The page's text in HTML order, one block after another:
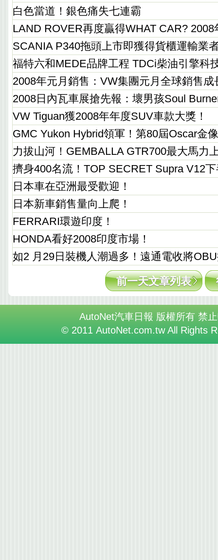
白色當道！銀色痛失七連霸
LAND ROVER再度贏得WHAT CAR?
SCANIA P340拖頭上市即獲得貨櫃運輸業
福特六和MEDE品牌工程 TDCi柴油引擎科
2008年元月銷售：VW集團元月全球銷售成
2008日內瓦車展搶先報：壞男孩Soul
VW Tiguan獲2008年年度SUV車款大獎！
GMC Yukon Hybrid領軍！第80屆Oscar金
力拔山河！GEMBALLA GTR700最大馬力
擠身400名流！TOP SECRET Supra V12
日本車在亞洲最受歡迎！
日本新車銷售量向上爬！
FERRARI環遊印度！
HONDA看好2008印度市場！
如2 月29日裝機人潮過多！遠通電收將
前一天文章列表
AutoNet汽車日報 版權所有 禁
© 2011 AutoNet.com.tw All Rights